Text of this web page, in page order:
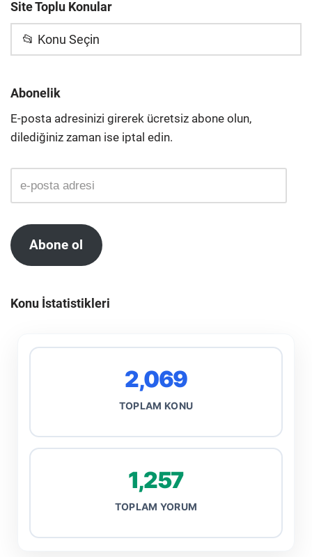
Site Toplu Konular
📂 Konu Seçin
Abonelik
E-posta adresinizi girerek ücretsiz abone olun,
dilediğiniz zaman ise iptal edin.
Abone ol
Konu İstatistikleri
2,069
TOPLAM KONU
1,257
TOPLAM YORUM